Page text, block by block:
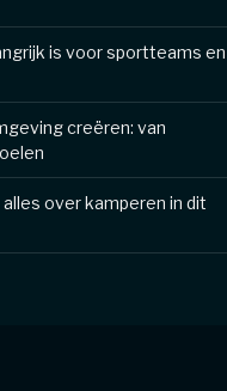
is voor sportteams en
creëren: van
over kamperen in dit